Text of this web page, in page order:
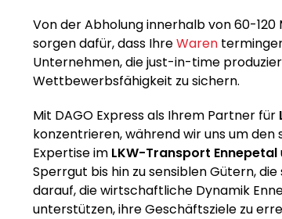
Von der Abholung innerhalb von 60-120
sorgen dafür, dass IhreWaren
Unternehmen, die just-in-time
Wettbewerbsfähigkeit zu sichern.
Mit DAGO Express als Ihrem Partner für
konzentrieren, während wir uns um
Expertise im LKW-Transport Ennepetal
Sperrgut bis hin zu sensiblen Gütern,
darauf, die wirtschaftliche Dynamik
unterstützen, ihre Geschäftsziele zu